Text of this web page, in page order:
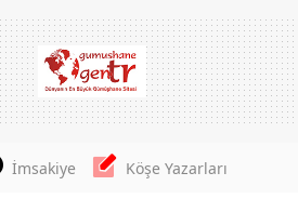
İmsakiye Köşe Yazarları
Adana
Adıyaman